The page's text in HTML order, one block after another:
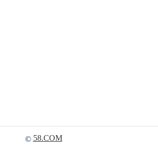
© 58.COM